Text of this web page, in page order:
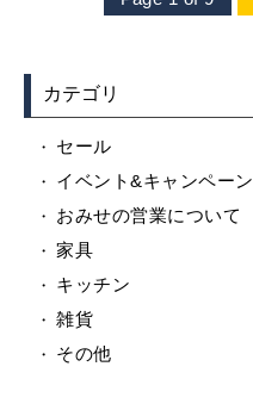
カテゴリ
セール
イベント&キャンペーン
おみせの営業について
家具
キッチン
雑貨
その他